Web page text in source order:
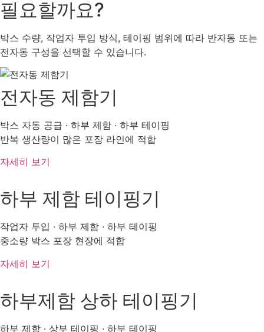
필요할까요?
박스 수량, 작업자 투입 방식, 테이핑 범위에 따라 반자동 또는
전자동 구성을 선택할 수 있습니다.
전자동 제함기
박스 자동 공급 · 하부 제함 · 하부 테이핑
반복 생산량이 많은 포장 라인에 적합
자세히 보기
하부 제함 테이핑기
작업자 투입 · 하부 제함 · 하부 테이핑
중소량 박스 포장 현장에 적합
자세히 보기
하부제함 상하 테이핑기
하부 제함 · 상부 테이핑 · 하부 테이핑